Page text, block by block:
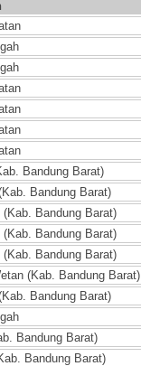
Bandung Barat)
Bandung Barat)
(Kab. Bandung Barat)
(Kab. Bandung Barat)
(Kab. Bandung Barat)
(Kab. Bandung Barat)
Bandung Barat)
Bandung Barat)
Bandung Barat)